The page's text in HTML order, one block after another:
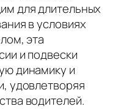
для длительных
в условиях
эта
и подвески
динамику и
удовлетворяя
водителей.